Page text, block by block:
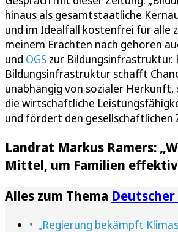
hinaus als gesamtstaatliche
und im Idealfall kostenfrei für alle
meinem Erachten nach gehören
und OGS zur Bildungsinfrastruktur.
Bildungsinfrastruktur schafft
unabhängig von sozialer
die wirtschaftliche
und fördert den gesellschaftlichen
Landrat Markus Ramers:
Mittel, um Familien
Alles zum Thema
„Regierung bekämpft